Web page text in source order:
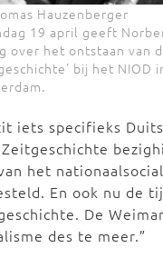
Hauzenberger
19 april geeft
over het ontstaan van
bij het NIOD
iets specifieks
het
En ook nu de
De
des te meer.”